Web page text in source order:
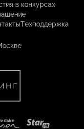
в конкурсах
Техподдержка